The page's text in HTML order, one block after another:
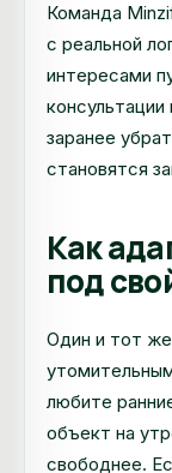
Команда
с реальной
интересами
заранее
становятся
Как
под
Один и тот
любите
объект на
свободнее.